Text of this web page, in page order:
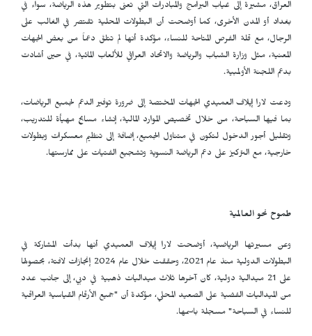
العراق، مشيرة إلى غياب البرامج والمبادرات التي تعنى بتطوير هذه الرياضة، سواء في
بغداد أو المدن الأخرى، كما أوضحت أن البطولات المحلية تقتصر في الغالب على
الرجال، مع قلة الفرص المتاحة للنساء، مؤكدة أنها لم تتلقَ دعماً من بعض الجهات
المعنية، مثل وزارة الشباب والرياضة والاتحاد العراقي للألعاب المائية، في حين أشادت
بدعم اللجنة الأولمبية.
ودعت لارا إيلاف العميدي الجهات المختصة إلى ضرورة توفير الدعم لجميع الرياضات،
بما فيها السباحة، من خلال تخصيص الموارد المالية، إنشاء مسابح مهيأة للتدريب،
وتقليل أجور الدخول لتكون في متناول الجميع، إضافة إلى تنظيم معسكرات وبطولات
خارجية، مع التركيز على دعم الرياضة النسوية وتشجيع الفتيات على ممارستها.
طموح نحو العالمية
وعن مسيرتها الرياضية، أوضحت لارا إيلاف العميدي أنها بدأت المشاركة في
البطولات الدولية منذ عام 2021، وحققت خلال عام 2024 إنجازات لافتة، بحصولها
على 21 ميدالية دولية، كان آخرها ثلاث ميداليات ذهبية في دبي، إلى جانب عدد
من الميداليات الفضية على الصعيد المحلي، مؤكدة أن "جميع الأرقام القياسية العراقية
للنساء في السباحة" مسجلة باسمها.